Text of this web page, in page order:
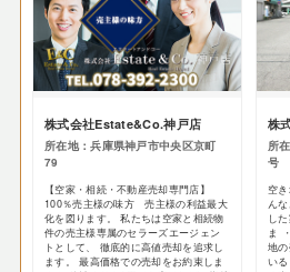
株式会社Estate&Co.神戸店
所在地：兵庫県神戸市中央区京町
79
【空家・相続・不動産売却専門店】
100％売主様の味方 売主様の利益最大
化を図ります。 私たちは空家と相続物
件の売主様専属のセラーズエージェン
トとして、 徹底的に高値売却を追求し
ます。 最高価格での売却をお約束しま
株
所
号
空
ん
し
ま
地
い